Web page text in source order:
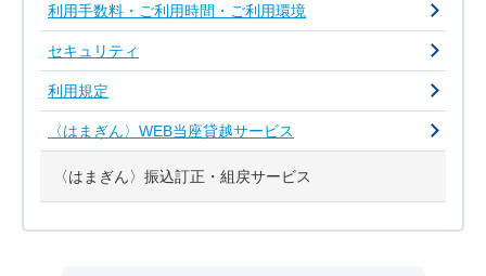
利用手数料・ご利用時間・ご利用環境
セキュリティ
利用規定
〈はまぎん〉WEB当座貸越サービス
〈はまぎん〉振込訂正・組戻サービス